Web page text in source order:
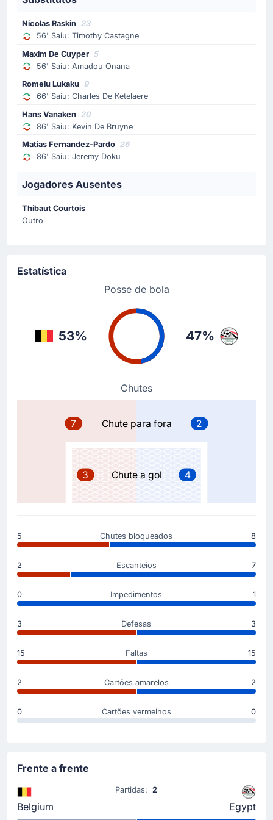
Substituição
Eman Ashour
Ramy Hisham Abdel Aziz Rabia
Ramy Rabia entra em campo para substituir Emam
Ashour no Egito.
66'
Mohamed Hany Eldemerdash
marcador para 1 - 1.
Rudi Garcia faz a terceira substituição no Campo de
Charles De Ketelaere.
Timoty Castagne
Nicolas Raskin
no Campo de Seattle.
Substituição
Maxime De Cuyper
Maxim De Cuyper substituiu Amadou Onana no Bélgica,
no Campo de Seattle.
Cartão amarelo para Ahmed Fatouh (Egito).
20'
Eman Ashour(Marcador)
Mohamed Salah(Assistência)
Gol! Emam Ashour dá vantagem ao Egito que ganha
agora por 0 - 1. Mohamed Salah fez o passe para o
0 - 1.
14'
Cartão amarelo
Timoty Castagne
13'
Cartão amarelo
O árbitro mostra cartão amarelo a Marawan Attia
Nicolas Raskin 23
56' Saiu: Timothy Castagne
Maxim De Cuyper 5
56' Saiu: Amadou Onana
Romelu Lukaku 9
66' Saiu: Charles De Ketelaere
Hans Vanaken 20
86' Saiu: Kevin De Bruyne
Matias Fernandez-Pardo 26
86' Saiu: Jeremy Doku
Jogadores Ausentes
Thibaut Courtois
Outro
Estatística
Posse de bola
53% 47%
Chutes
7 Chute para fora 2
3 Chute a gol 4
5 Chutes bloqueados 8
2 Escanteios 7
0 Impedimentos 1
3 Defesas 3
15 Faltas 15
2 Cartões amarelos 2
0 Cartões vermelhos 0
Frente a frente
Belgium
Partidas:2
Egypt